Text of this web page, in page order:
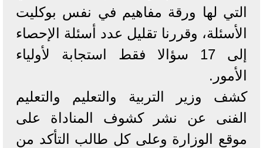
التي لها ورقة مفاهيم في نفس بوكليت
الأسئلة، وقررنا تقليل عدد أسئلة الإحصاء
إلى 17 سؤالا فقط استجابة لأولياء
الأمور.
كشف وزير التربية والتعليم والتعليم
الفنى عن نشر كشوف المناداة على
موقع الوزارة وعلى كل طالب التأكد من